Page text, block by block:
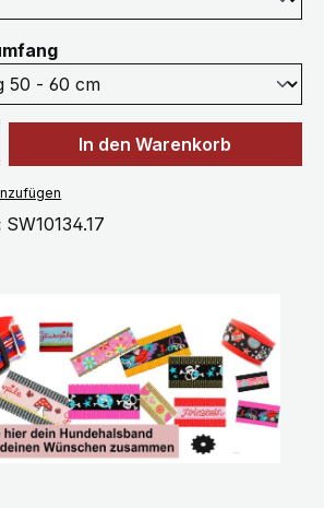
auswählen
Gib den
In den Warenkorb
SW10134.17